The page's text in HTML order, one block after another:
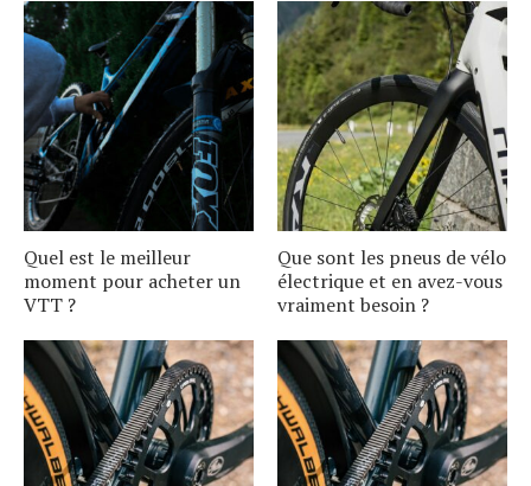
Quel est le meilleur
moment pour acheter un
VTT ?
Que sont les pneus de vélo
électrique et en avez-vous
vraiment besoin ?